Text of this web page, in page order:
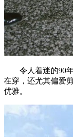
令人着迷的90年
在穿，还尤其偏爱
优雅。